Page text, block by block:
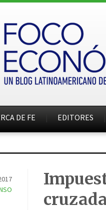
DE FE EDITORES